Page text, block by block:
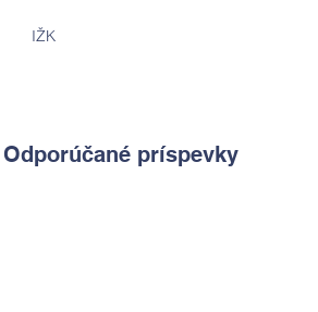
IŽK
Odporúčané príspevky